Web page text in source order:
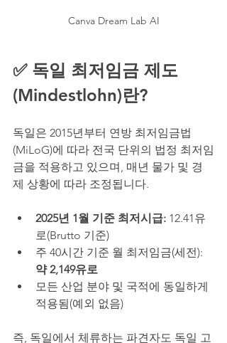
Canva Dream Lab AI
✅ 독일 최저임금 제도
(Mindestlohn)란?
독일은 2015년부터 연방 최저임금법
(MiLoG)에 따라 전국 단위의 법정 최저임
금을 적용하고 있으며, 매년 물가 및 경
제 상황에 따라 조정됩니다.
2025년 1월 기준 최저시급: 12.41유
로(Brutto 기준)
주 40시간 기준 월 최저임금(세전):
약 2,149유로
모든 산업 분야 및 국적에 동일하게
적용됨(예외 없음)
즉, 독일에서 체류하는 파견자도 독일 고